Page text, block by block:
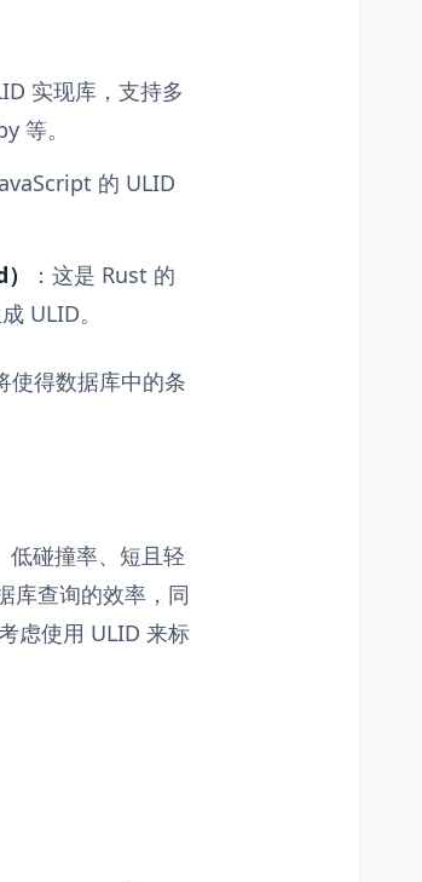
实现库，支持多
等。
的 ULID
：这是 Rust 的
ULID。
使得数据库中的条
低碰撞率、短且轻
库查询的效率，同
虑使用 ULID 来标